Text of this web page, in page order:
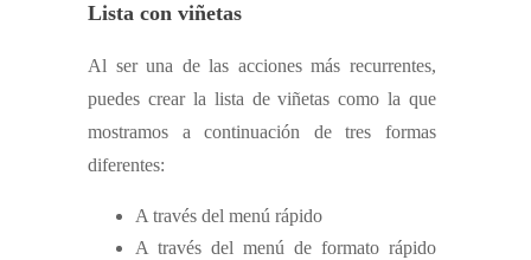
Lista con viñetas
Al ser una de las acciones más recurrentes,
puedes crear la lista de viñetas como la que
mostramos a continuación de tres formas
diferentes:
A través del menú rápido
A través del menú de formato rápido